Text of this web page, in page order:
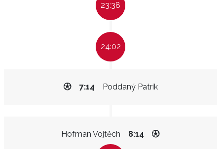
23:38
24:02
Poddaný Patrik
7:14
Hofman Vojtěch 8:14